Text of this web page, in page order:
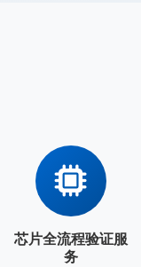
芯片全流程验证服
务